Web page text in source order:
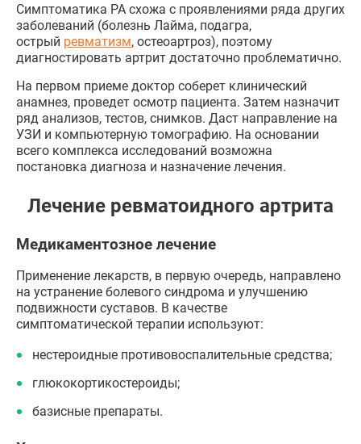
Симптоматика РА схожа с проявлениями ряда других
заболеваний (болезнь Лайма, подагра,
острый ревматизм, остеоартроз), поэтому
диагностировать артрит достаточно проблематично.
На первом приеме доктор соберет клинический
анамнез, проведет осмотр пациента. Затем назначит
ряд анализов, тестов, снимков. Даст направление на
УЗИ и компьютерную томографию. На основании
всего комплекса исследований возможна
постановка диагноза и назначение лечения.
Лечение ревматоидного артрита
Медикаментозное лечение
Применение лекарств, в первую очередь, направлено
на устранение болевого синдрома и улучшению
подвижности суставов. В качестве
симптоматической терапии используют:
нестероидные противовоспалительные средства;
глюкокортикостероиды;
базисные препараты.